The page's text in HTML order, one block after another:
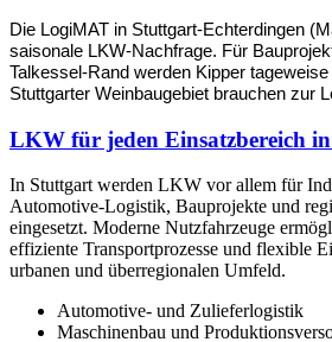
Die LogiMAT in Stuttgart-Echterdingen
saisonale LKW-Nachfrage. Für
Talkessel-Rand werden Kipper
Stuttgarter Weinbaugebiet brauchen zur
LKW für jeden Einsatzbereich
In Stuttgart werden LKW vor allem für
Automotive-Logistik, Bauprojekte und
eingesetzt. Moderne Nutzfahrzeuge
effiziente Transportprozesse und flexible
urbanen und überregionalen Umfeld.
Automotive- und Zulieferlogistik
Maschinenbau und